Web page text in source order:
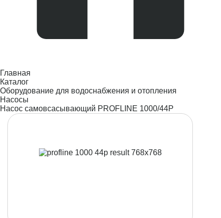
Главная
Каталог
Оборудование для водоснабжения и отопления
Насосы
Насос самовсасывающий PROFLINE 1000/44P